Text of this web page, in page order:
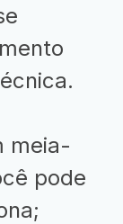
meia-
pode